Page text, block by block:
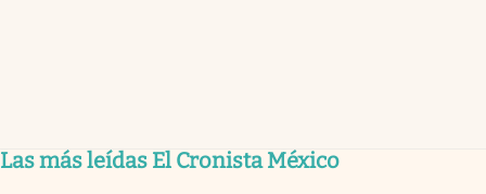
Las más leídas El Cronista México